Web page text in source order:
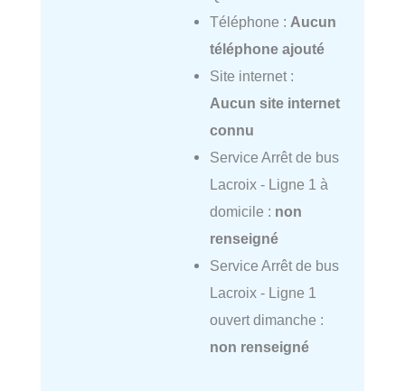
Téléphone : Aucun
téléphone ajouté
Site internet :
Aucun site internet
connu
Service Arrêt de bus
Lacroix - Ligne 1 à
domicile : non
renseigné
Service Arrêt de bus
Lacroix - Ligne 1
ouvert dimanche :
non renseigné